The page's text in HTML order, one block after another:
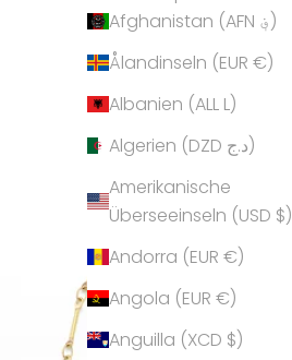
Afghanistan (AFN ؋)
Ålandinseln (EUR €)
Albanien (ALL L)
Algerien (DZD د.ج)
Amerikanische
Überseeinseln (USD $)
Andorra (EUR €)
Angola (EUR €)
Anguilla (XCD $)